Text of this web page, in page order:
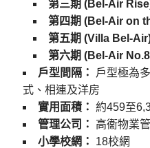
第三期 (Bel-Air
第四期 (Bel-Air on
第五期 (Villa Bel-Air)
第六期 (Bel-Air
戶型間隔：
戶型極為
式、相連及洋房
實用面積： 約459至
管理公司：
高衞物業
小學校網：
18校網